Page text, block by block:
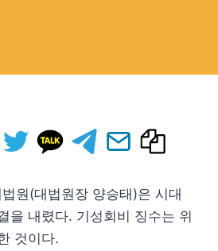
원(대법원장 양승태)은 시대
을 내렸다. 기성회비 징수는 위
것이다.